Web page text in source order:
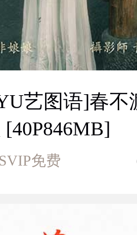
艺图语]春不
SVIP免费